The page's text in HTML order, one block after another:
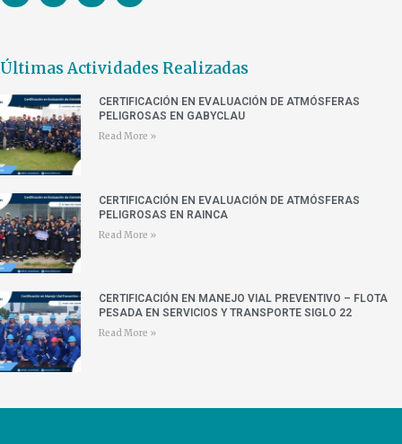
Últimas Actividades Realizadas
CERTIFICACIÓN EN EVALUACIÓN DE ATMÓSFERAS
PELIGROSAS EN GABYCLAU
Read More »
CERTIFICACIÓN EN EVALUACIÓN DE ATMÓSFERAS
PELIGROSAS EN RAINCA
Read More »
CERTIFICACIÓN EN MANEJO VIAL PREVENTIVO – FLOTA
PESADA EN SERVICIOS Y TRANSPORTE SIGLO 22
Read More »